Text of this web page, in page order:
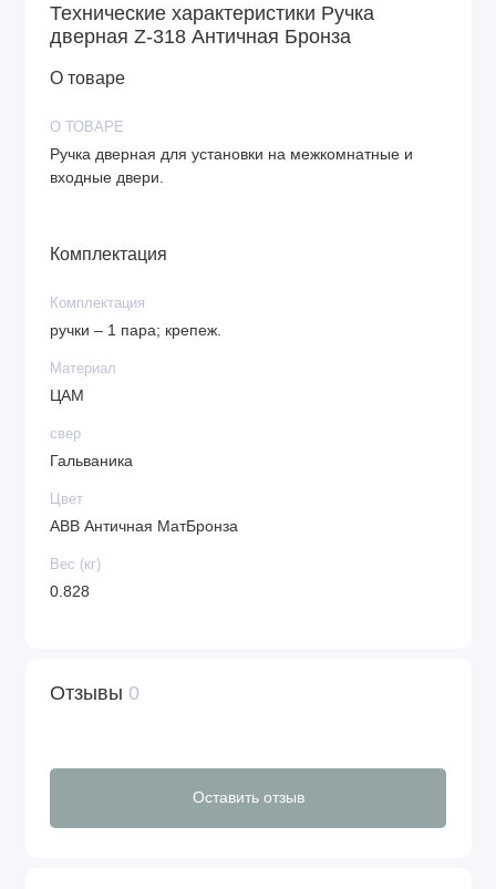
Технические характеристики Ручка
дверная Z-318 Античная Бронза
О товаре
О ТОВАРЕ
Ручка дверная для установки на межкомнатные и
входные двери.
Комплектация
Комплектация
ручки – 1 пара; крепеж.
Материал
ЦАМ
свер
Гальваника
Цвет
ABB Античная МатБронза
Вес (кг)
0.828
Отзывы 0
Оставить отзыв